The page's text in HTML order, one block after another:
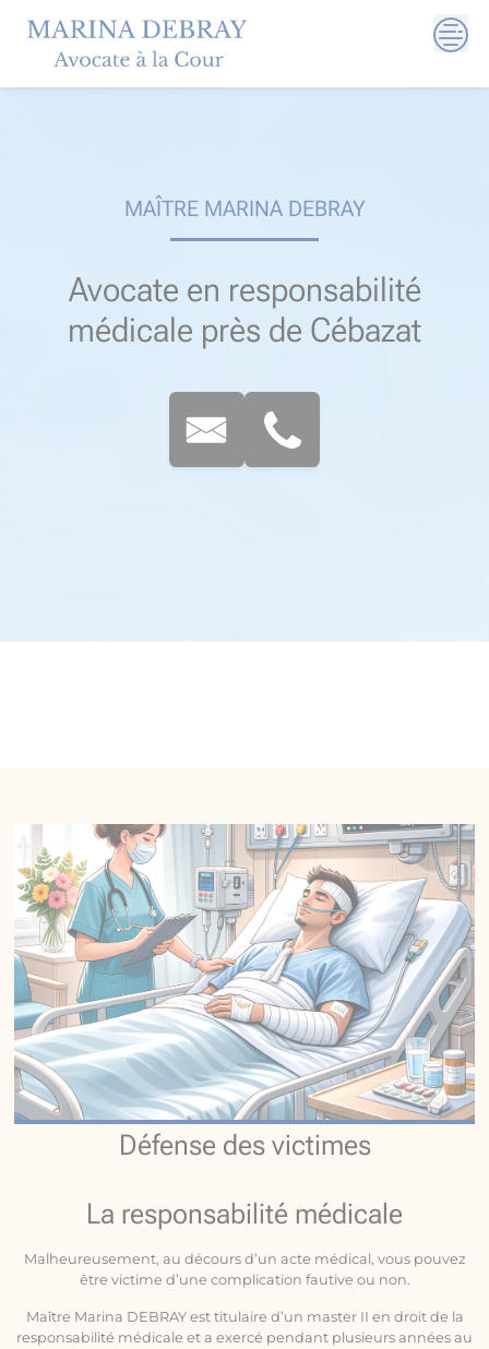
content
MAÎTRE MARINA DEBRAY
Avocate en responsabilité
médicale près de Cébazat​
Défense des victimes
La responsabilité médicale
Malheureusement, au décours d’un acte médical, vous pouvez
être victime d’une complication fautive ou non.
Maître Marina DEBRAY est titulaire d’un master II en droit de la
responsabilité médicale et a exercé pendant plusieurs années au